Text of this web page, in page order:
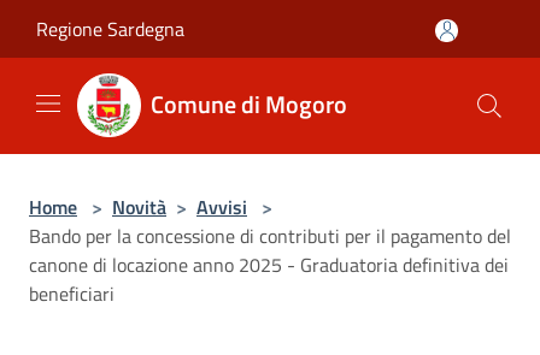
Regione Sardegna
Comune di Mogoro
Home > Novità > Avvisi >
Bando per la concessione di contributi per il pagamento del
canone di locazione anno 2025 - Graduatoria definitiva dei
beneficiari